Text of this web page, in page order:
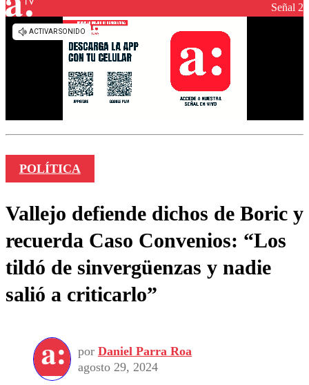
Señal 2
POLÍTICA
Vallejo defiende dichos de Boric y
recuerda Caso Convenios: “Los
tildó de sinvergüenzas y nadie
salió a criticarlo”
por Daniel Parra Roa
agosto 29, 2024